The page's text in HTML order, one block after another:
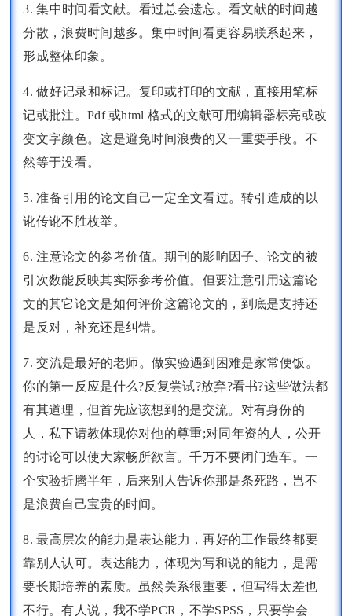
3. 集中时间看文献。看过总会遗忘。看文献的时间越
分散，浪费时间越多。集中时间看更容易联系起来，
形成整体印象。
4. 做好记录和标记。复印或打印的文献，直接用笔标
记或批注。Pdf 或html 格式的文献可用编辑器标亮或改
变文字颜色。这是避免时间浪费的又一重要手段。不
然等于没看。
5. 准备引用的论文自己一定全文看过。转引造成的以
讹传讹不胜枚举。
6. 注意论文的参考价值。期刊的影响因子、论文的被
引次数能反映其实际参考价值。但要注意引用这篇论
文的其它论文是如何评价这篇论文的，到底是支持还
是反对，补充还是纠错。
7. 交流是最好的老师。做实验遇到困难是家常便饭。
你的第一反应是什么?反复尝试?放弃?看书?这些做法都
有其道理，但首先应该想到的是交流。对有身份的
人，私下请教体现你对他的尊重;对同年资的人，公开
的讨论可以使大家畅所欲言。千万不要闭门造车。一
个实验折腾半年，后来别人告诉你那是条死路，岂不
是浪费自己宝贵的时间。
8. 最高层次的能力是表达能力，再好的工作最终都要
靠别人认可。表达能力，体现为写和说的能力，是需
要长期培养的素质。虽然关系很重要，但写得太差也
不行。有人说，我不学PCR，不学SPSS，只要学会